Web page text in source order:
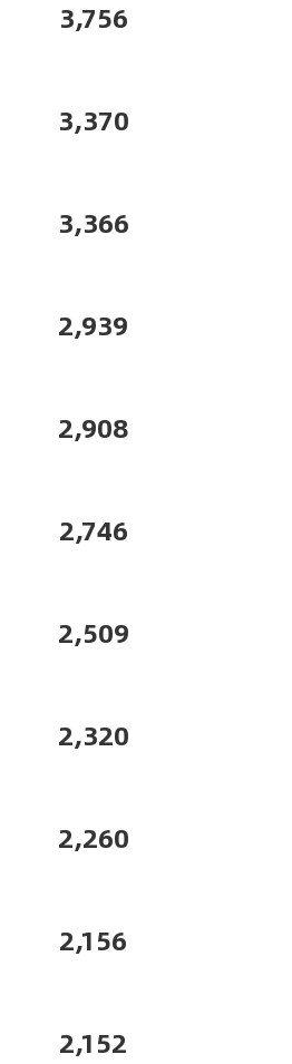
3,756
3,370
3,366
2,939
2,908
2,746
2,509
2,320
2,260
2,156
2,152